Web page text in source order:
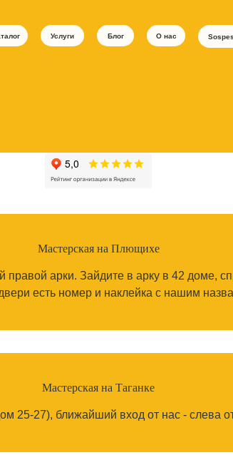
О нас
Услуги Блог
Мастерская на Плющихе
арки. Зайдите в арку в 42 доме,
есть номер и наклейка с нашим
Мастерская на Таганке
25-27), ближайший вход от нас - слева